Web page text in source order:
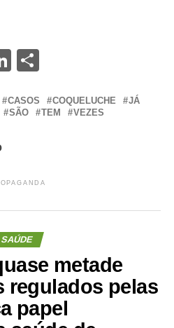
LinkedIn
Share
CASOS COQUELUCHE
JÁ
SÃO TEM VEZES
SAÚDE
metade
regulados pelas
papel